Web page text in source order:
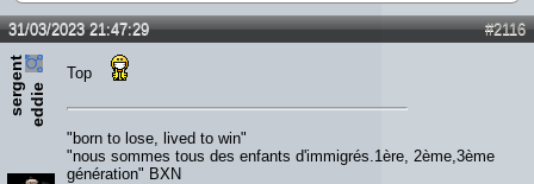
#2116
31/03/2023 21:47:29
s
e
rg
e
n
t
e
d
d
ie
Top
"born to lose, lived to win"
"nous sommes tous des enfants d'immigrés.1ère, 2ème,3ème
génération" BXN